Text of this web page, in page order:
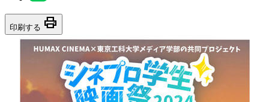
印刷する print